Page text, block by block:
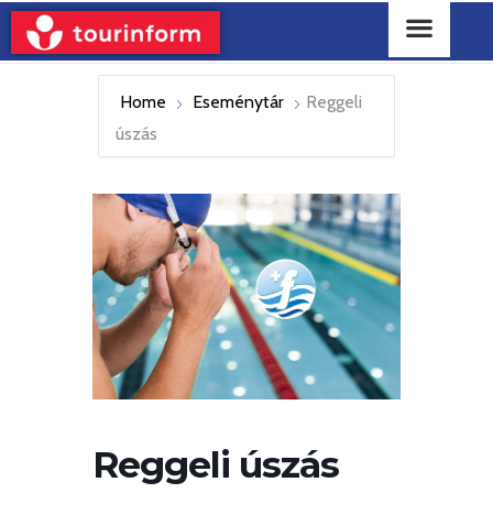
Home Eseménytár
Reggeli
úszás
Reggeli úszás